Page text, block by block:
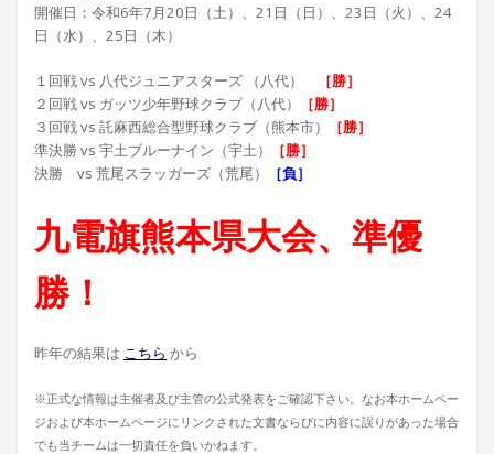
開催日：令和6年7月20日（土）、21日（日）、23日（火）、24
日（水）、25日（木）
１回戦 vs 八代ジュニアスターズ （八代）
［勝］
２回戦 vs ガッツ少年野球クラブ（八代）
［勝］
３回戦 vs 託麻西総合型野球クラブ（熊本市）
［勝］
準決勝 vs 宇土ブルーナイン（宇土）
［勝］
決勝 vs 荒尾スラッガーズ（荒尾）
［負］
九電旗熊本県大会、準優
勝！
昨年の結果は こちら から
※正式な情報は主催者及び主管の公式発表をご確認下さい。なお本ホームペー
ジおよび本ホームページにリンクされた文書ならびに内容に誤りがあった場合
でも当チームは一切責任を負いかねます。